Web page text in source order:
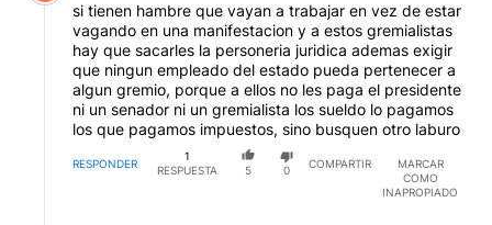
si tienen hambre que vayan a trabajar en vez de estar
vagando en una manifestacion y a estos gremialistas
hay que sacarles la personeria juridica ademas exigir
que ningun empleado del estado pueda pertenecer a
algun gremio, porque a ellos no les paga el presidente
ni un senador ni un gremialista los sueldo lo pagamos
los que pagamos impuestos, sino busquen otro laburo
RESPONDER
1
RESPUESTA
5 0
COMPARTIR
MARCAR
COMO
INAPROPIADO